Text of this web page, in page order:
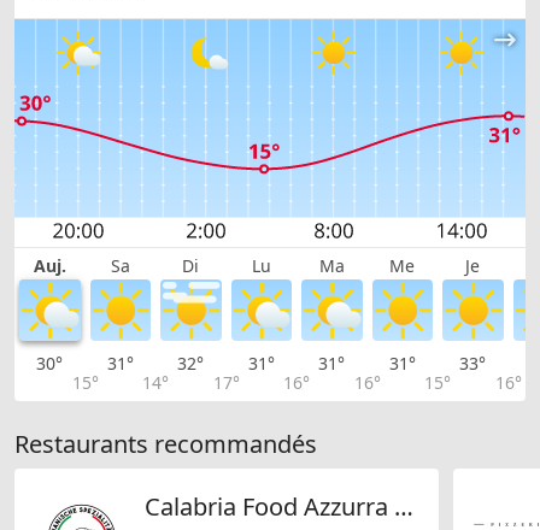
Auj. Sa Di Lu Ma Me Je
30°
15°
31°
14°
32°
17°
31°
16°
31°
16°
31°
15°
33°
16°
Restaurants recommandés
Calabria Food Azzurra GmbH